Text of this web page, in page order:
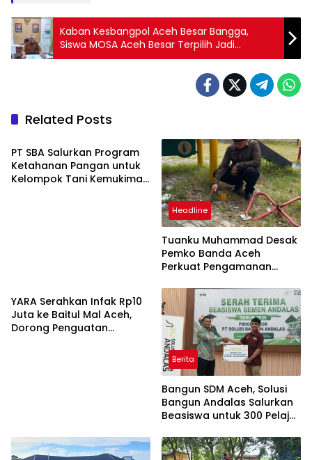
Kaban Kesbangpol Aceh Besar Bangga,
Siswa MOSA Aceh Besar Terpilih Jadi
Paskibraka Nasional Perwakilan Aceh
Related Posts
Berita
PT SBA Salurkan Program
Ketahanan Pangan untuk
Kelompok Tani Kemukiman
Headline
Tuanku Muhammad Desak
Pemko Banda Aceh
Perkuat Pengamanan
YARA Serahkan Infak Rp10
Juta ke Baitul Mal Aceh,
Dorong Penguatan
Berita
Bangun SDM Aceh, Solusi
Bangun Andalas Salurkan
Beasiswa untuk 300 Pelajar